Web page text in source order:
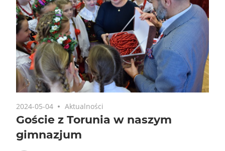
2024-05-04 Aktualności
Goście z Torunia w naszym
gimnazjum